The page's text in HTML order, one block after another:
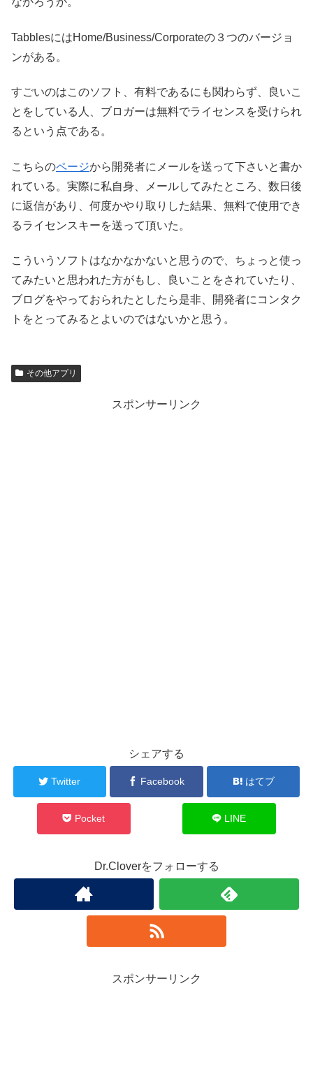
TabblesにはHome/Business/Corporateの３つのバージョ
ンがある。
すごいのはこのソフト、有料であるにも関わらず、良いこ
とをしている人、ブロガーは無料でライセンスを受けられ
るという点である。
こちらのページから開発者にメールを送って下さいと書か
れている。実際に私自身、メールしてみたところ、数日後
に返信があり、何度かやり取りした結果、無料で使用でき
るライセンスキーを送って頂いた。
こういうソフトはなかなかないと思うので、ちょっと使っ
てみたいと思われた方がもし、良いことをされていたり、
ブログをやっておられたとしたら是非、開発者にコンタク
トをとってみるとよいのではないかと思う。
その他アプリ
スポンサーリンク
シェアする
Twitter Facebook はてブ
Pocket LINE
Dr.Cloverをフォローする
スポンサーリンク